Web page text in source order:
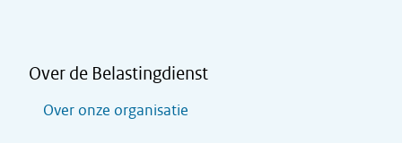
Over de Belastingdienst
Over onze organisatie